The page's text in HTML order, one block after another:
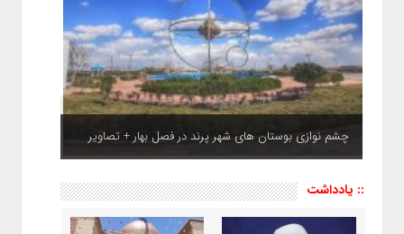
چشم نوازی بوستان های شهر پرند در فصل بهار + تصاویر
:: یادداشت